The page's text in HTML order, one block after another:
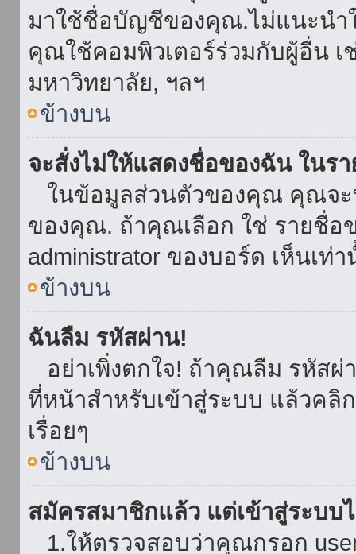
มาใช้ชื่อบัญชีของคุณ.ไม่แนะนำ
คุณใช้คอมพิวเตอร์ร่วมกับผู้อื่น เ
มหาวิทยาลัย, ฯลฯ
ข้างบน
จะสั่งไม่ให้แสดงชื่อของฉัน ในร
ในข้อมูลส่วนตัวของคุณ คุณจะ
ของคุณ. ถ้าคุณเลือก ใช่ รายชื่
administrator ของบอร์ด เห็นเ
ข้างบน
ฉันลืม รหัสผ่าน!
อย่าเพิ่งตกใจ! ถ้าคุณลืม รหัสผ่
ที่หน้าสำหรับเข้าสู่ระบบ แล้วค
เรื่อยๆ
ข้างบน
สมัครสมาชิกแล้ว แต่เข้าสู่ระบบ
1.ให้ตรวจสอบว่าคุณกรอก